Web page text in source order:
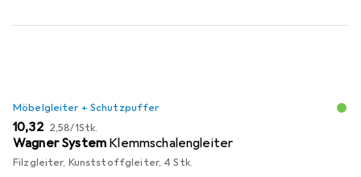
Möbelgleiter + Schutzpuffer
EUR
10,32 EUR
2,58/1Stk.
Wagner System Klemmschalengleiter
Filzgleiter, Kunststoffgleiter, 4 Stk.